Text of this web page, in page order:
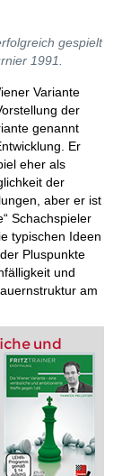
gespielt
1991.
Variante
der
genannt
Er
eher als
der
aber er ist
Schachspieler
typischen Ideen
Pluspunkte
und
am
und